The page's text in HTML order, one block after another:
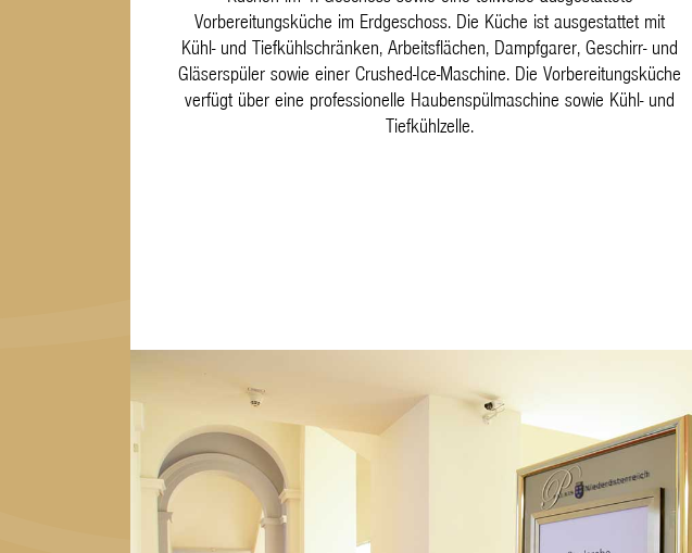
Vorbereitungsküche im Erdgeschoss. Die Küche ist ausgestattet mit
Kühl- und Tiefkühlschränken, Arbeitsflächen, Dampfgarer, Geschirr- und
Gläserspüler sowie einer Crushed-Ice-Maschine. Die Vorbereitungsküche
verfügt über eine professionelle Haubenspülmaschine sowie Kühl- und
Tiefkühlzelle.